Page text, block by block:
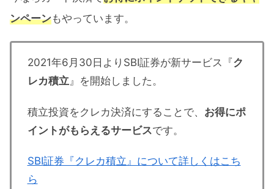
ンペーンもやっています。
2021年6月30日よりSBI証券が新サービス『ク
レカ積立』を開始しました。
積立投資をクレカ決済にすることで、 お得にポ
イントがもらえるサービスです。
SBI証券『クレカ積立』について詳しくはこち
ら